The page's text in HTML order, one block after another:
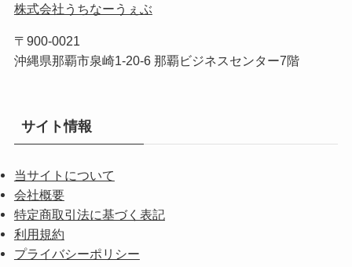
株式会社うちなーうぇぶ
〒900-0021
沖縄県那覇市泉崎1-20-6 那覇ビジネスセンター7階
サイト情報
当サイトについて
会社概要
特定商取引法に基づく表記
利用規約
プライバシーポリシー